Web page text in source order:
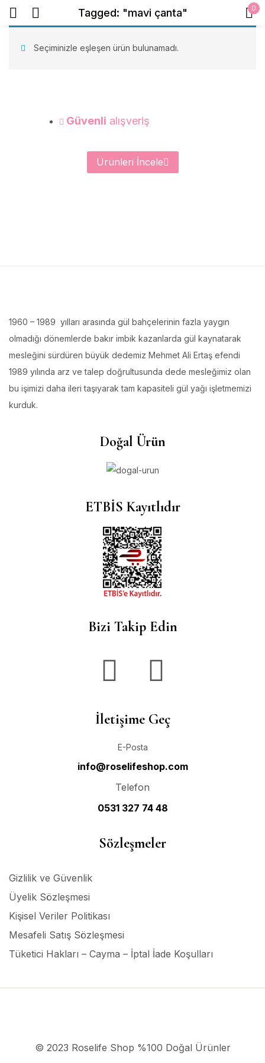
Tagged: "mavi çanta" 0
Seçiminizle eşleşen ürün bulunamadı.
Güvenli alışveriş
Ürünleri İncele
1960 – 1989 yılları arasında gül bahçelerinin fazla yaygın
olmadığı dönemlerde bakır imbik kazanlarda gül kaynatarak
mesleğini sürdüren büyük dedemiz Mehmet Ali Ertaş efendi
1989 yılında arz ve talep doğrultusunda dede mesleğimiz olan
bu işimizi daha ileri taşıyarak tam kapasiteli gül yağı işletmemizi
kurduk.
Doğal Ürün
ETBİS Kayıtlıdır
Bizi Takip Edin
İletişime Geç
E-Posta
info@roselifeshop.com
Telefon
0531 327 74 48
Sözleşmeler
Gizlilik ve Güvenlik
Üyelik Sözleşmesi
Kişisel Veriler Politikası
Mesafeli Satış Sözleşmesi
Tüketici Hakları – Cayma – İptal İade Koşulları
© 2023 Roselife Shop %100 Doğal Ürünler